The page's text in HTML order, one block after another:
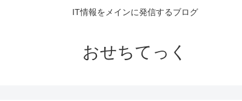
IT情報をメインに発信するブログ
おせちてっく